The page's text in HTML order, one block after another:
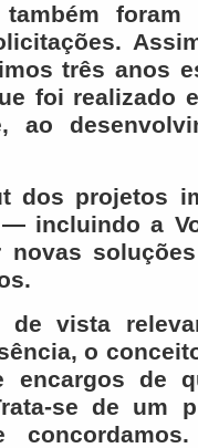
foram
três anos
foi realizado
ao
dos projetos
— incluindo a
novas
de vista
o
encargos de
se de um